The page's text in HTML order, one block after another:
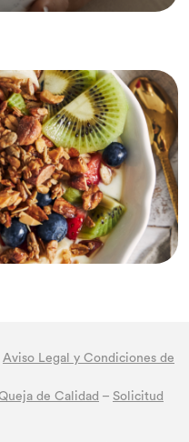
Aviso Legal y Condiciones de
de Calidad – Solicitud